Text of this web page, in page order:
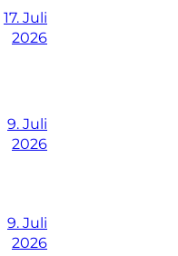
17. Juli
2026
9. Juli
2026
9. Juli
2026